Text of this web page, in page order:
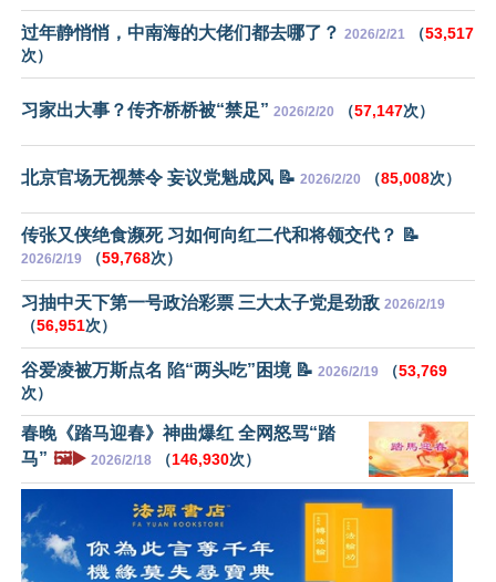
过年静悄悄，中南海的大佬们都去哪了？ 2026/2/21 （53,517
次）
习家出大事？传齐桥桥被“禁足” 2026/2/20 （57,147次）
北京官场无视禁令 妄议党魁成风 📝 2026/2/20 （85,008次）
传张又侠绝食濒死 习如何向红二代和将领交代？ 📝
2026/2/19 （59,768次）
习抽中天下第一号政治彩票 三大太子党是劲敌 2026/2/19
（56,951次）
谷爱凌被万斯点名 陷“两头吃”困境 📝 2026/2/19 （53,769
次）
春晚《踏马迎春》神曲爆红 全网怒骂“踏
马” 🖼️▶️ 2026/2/18 （146,930次）